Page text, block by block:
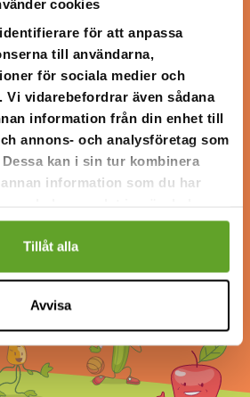
cookies
för att anpassa
till användarna,
för sociala medier och
Vi vidarebefordrar även sådana
information från din enhet till
annons- och analysföretag som
kan i sin tur kombinera
information som du har
Tillåt alla
Avvisa
har du stött på den senaste
speciellt med matreklamen?
för påverkan utnyttjas i
nyheter och reklam?
och effektiva